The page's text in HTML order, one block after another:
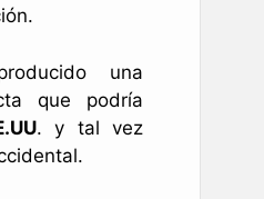
una
que podría
. y tal vez